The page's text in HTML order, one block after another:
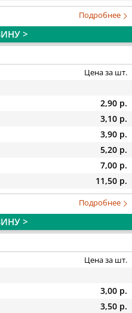
Подробнее
>
Цена за шт.
2,90 р.
3,10 р.
3,90 р.
5,20 р.
7,00 р.
11,50 р.
Подробнее
>
Цена за шт.
3,00 р.
3,50 р.